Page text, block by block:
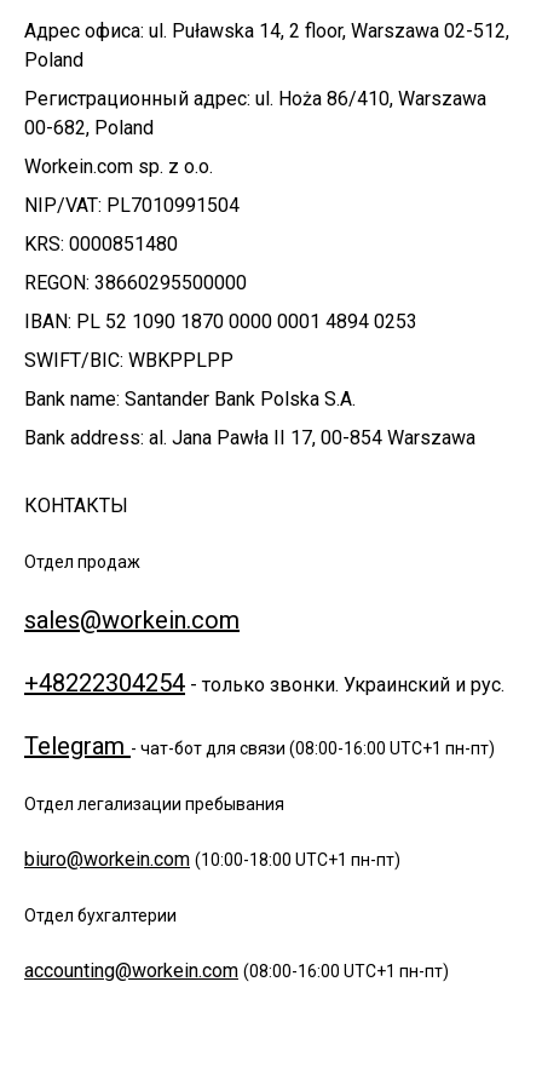
Адрес офиса: ul. Puławska 14, 2 floor, Warszawa 02-512,
Poland
Регистрационный адрес: ul. Hoża 86/410, Warszawa
00-682, Poland
Workein.com sp. z o.o.
NIP/VAT: PL7010991504
KRS: 0000851480
REGON: 38660295500000
IBAN: PL 52 1090 1870 0000 0001 4894 0253
SWIFT/BIC: WBKPPLPP
Bank name: Santander Bank Polska S.A.
Bank address: al. Jana Pawła II 17, 00-854 Warszawa
КОНТАКТЫ
Отдел продаж
sales@workein.com
+48222304254 - только звонки. Украинский и рус.
Telegram - чат-бот для связи (08:00-16:00 UTC+1 пн-пт)
Отдел легализации пребывания
biuro@workein.com (10:00-18:00 UTC+1 пн-пт)
Отдел бухгалтерии
accounting@workein.com (08:00-16:00 UTC+1 пн-пт)